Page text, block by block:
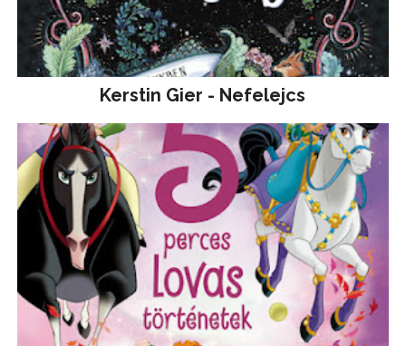
Kerstin Gier - Nefelejcs